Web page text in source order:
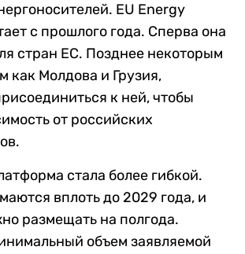
EU Energy
с прошлого года. Сперва она
стран ЕС. Позднее некоторым
как Молдова и Грузия,
к ней, чтобы
от российских
стала более гибкой.
вплоть до 2029 года, и
размещать на полгода.
объем заявляемой